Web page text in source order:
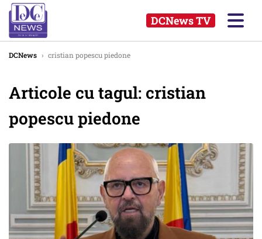
DCNews TV
DCNews › cristian popescu piedone
Articole cu tagul: cristian
popescu piedone